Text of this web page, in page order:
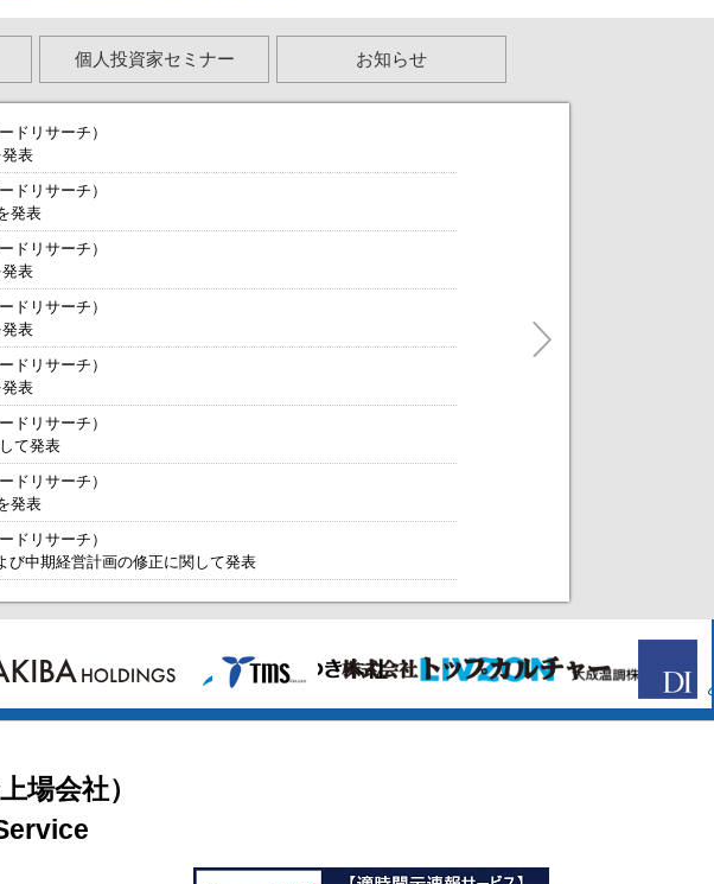
個人投資家セミナー お知らせ
の決定に関するお知らせ
ドリサーチ）
表
ドリサーチ）
発表
ドリサーチ）
表
ドリサーチ）
表
ドリサーチ）
表
ドリサーチ）
て発表
ドリサーチ）
発表
ドリサーチ）
び中期経営計画の修正に関して発表
動画にてご覧いただけます。
とのWEBスモールミーティングをアレンジします！～
場会社）